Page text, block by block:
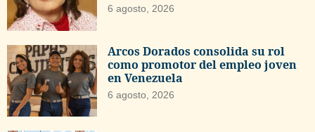
6 agosto, 2026
Arcos Dorados consolida su rol
como promotor del empleo joven
en Venezuela
6 agosto, 2026